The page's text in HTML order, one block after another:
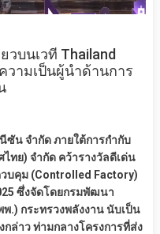
วบนเวที Thailand
วามเป็นผู้นำด้านการ
ซัน จำกัด ภายใต้การกำกับ
ทย) จำกัด คว้ารางวัลดีเด่น
บคุม (Controlled Factory)
ซึ่งจัดโดยกรมพัฒนา
.) กระทรวงพลังงาน นับเป็น
กล่าว ท่ามกลางโครงการที่ส่ง